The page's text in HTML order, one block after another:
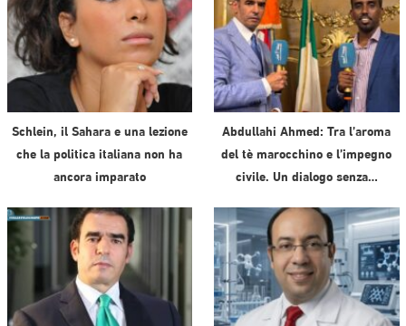
Schlein, il Sahara e una lezione
che la politica italiana non ha
ancora imparato
Abdullahi Ahmed: Tra l’aroma
del tè marocchino e l’impegno
civile. Un dialogo senza…